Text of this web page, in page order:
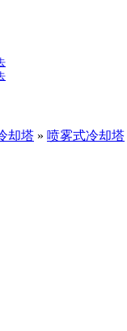
却塔 » 喷雾式冷却塔